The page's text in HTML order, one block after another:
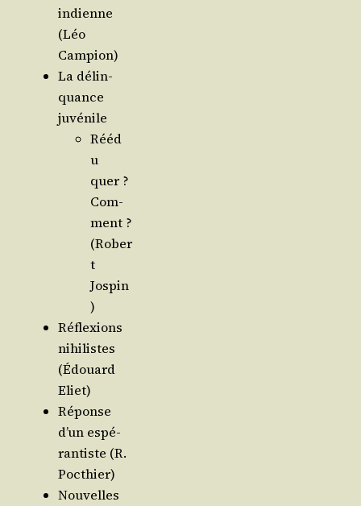
indienne
(Léo
Campion)
La délin­
quance
juvénile
Rééd
u­
quer ?
Com­
ment ?
(Rober
t
Jospin
)
Réflexions
nihi­listes
(Édouard
Eliet)
Réponse
d’un espé­
ran­tiste (R.
Pocthier)
Nou­velles